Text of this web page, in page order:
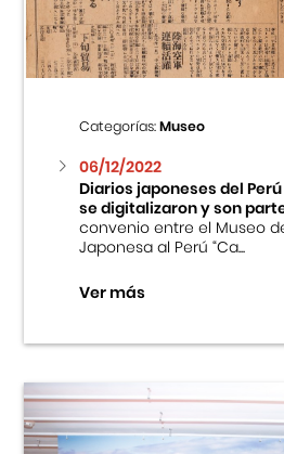
Categorías:Museo
06/12/2022
Diarios japoneses del
se digitalizaron y son
convenio entre el Museo
Japonesa al Perú “Ca...
Ver más